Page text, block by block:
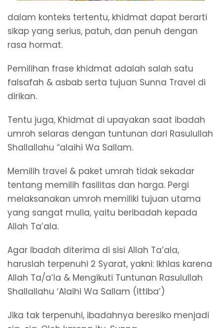
dalam konteks tertentu, khidmat dapat berarti
sikap yang serius, patuh, dan penuh dengan
rasa hormat.
Pemilihan frase khidmat adalah salah satu
falsafah & asbab serta tujuan Sunna Travel di
dirikan.
Tentu juga, Khidmat di upayakan saat ibadah
umroh selaras dengan tuntunan dari Rasulullah
Shallallahu “alaihi Wa Sallam.
Memilih travel & paket umrah tidak sekadar
tentang memilih fasilitas dan harga. Pergi
melaksanakan umroh memiliki tujuan utama
yang sangat mulia, yaitu beribadah kepada
Allah Ta’ala.
Agar Ibadah diterima di sisi Allah Ta’ala,
haruslah terpenuhi 2 Syarat, yakni: Ikhlas karena
Allah Ta/a’la & Mengikuti Tuntunan Rasulullah
Shallallahu ‘Alaihi Wa Sallam (ittiba’)
Jika tak terpenuhi, ibadahnya beresiko menjadi